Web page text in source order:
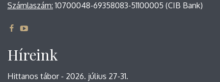
Számlaszám: 10700048-69358083-51100005 (CIB Bank)
Híreink
Hittanos tábor - 2026. július 27-31.